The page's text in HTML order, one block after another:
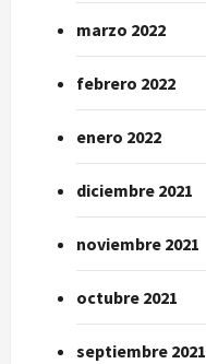
marzo 2022
febrero 2022
enero 2022
diciembre 2021
noviembre 2021
octubre 2021
septiembre 2021